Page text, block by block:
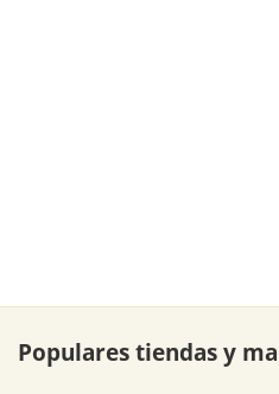
Populares tiendas y